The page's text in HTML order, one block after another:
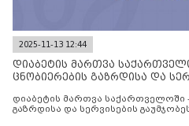
2025-11-13 12:44
დიაბეტის მართვა
ცნობიერების გაზრდისა და
დიაბეტის მართვა საქართველოში
გაზრდისა და სერვისების